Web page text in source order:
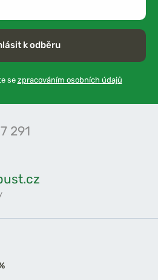
k odběru
se zpracováním osobních údajů
291